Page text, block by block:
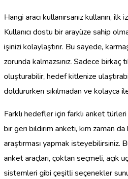
Hangi aracı kullanırsanız kullanın,
Kullanıcı dostu bir arayüze sahip
işinizi kolaylaştırır. Bu sayede,
zorunda kalmazsınız. Sadece birkaç
oluşturabilir, hedef kitlenize
doldururken sıkılmadan ve kolayca
Farklı hedefler için farklı anket
bir geri bildirim anketi, kim zaman da
araştırması yapmak isteyebilirsiniz.
anket araçları, çoktan seçmeli, açık
sistemleri gibi çeşitli seçenekler